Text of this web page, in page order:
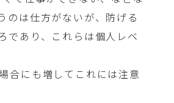
のは仕方がないが、防げる
であり、これらは個人レベ
合にも増してこれには注意